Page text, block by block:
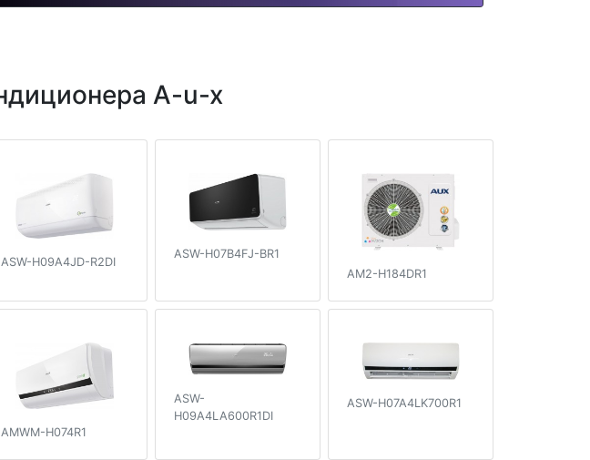
A-u-x
ASW-H09A4JD-R2DI
ASW-H07B4FJ-BR1
AM2-H184DR1
AMWM-H074R1
ASW-
H09A4LA600R1DI
ASW-H07A4LK700R1